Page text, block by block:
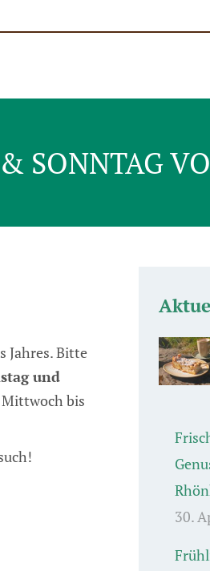
SONNTAG
Jahres. Bitte
und
bis
30.